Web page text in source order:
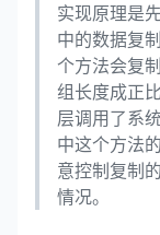
实现原理是
中的数据复
个方法会复
组长度成正
层调用了系
中这个方法
意控制复制
情况。